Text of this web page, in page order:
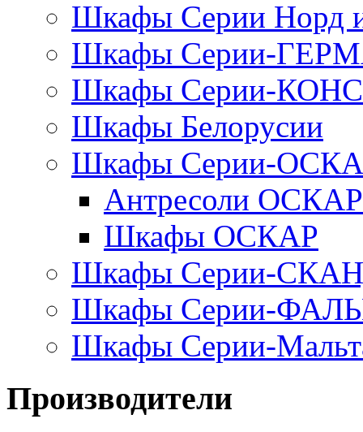
Шкафы Серии
Шкафы Серии-
Шкафы Серии-
Шкафы Белорусии
Шкафы Серии-
Антресоли ОСКАР
Шкафы ОСКАР
Шкафы Серии-
Шкафы Серии-
Шкафы Серии-
Производители